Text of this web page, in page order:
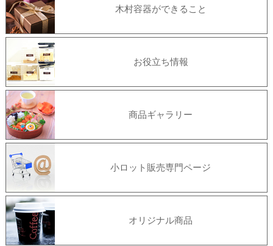
木村容器ができること
お役立ち情報
商品ギャラリー
小ロット販売専門ページ
オリジナル商品